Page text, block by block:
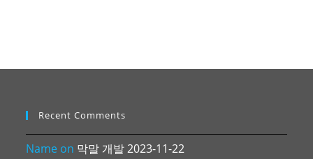
Recent Comments
Name on 막말 개발 2023-11-22